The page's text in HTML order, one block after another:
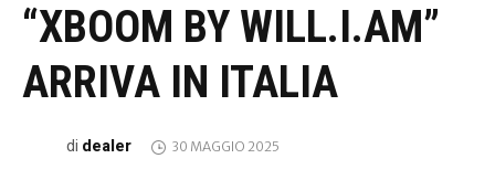
“XBOOM BY WILL.I.AM”
ARRIVA IN ITALIA
di dealer 30 MAGGIO 2025